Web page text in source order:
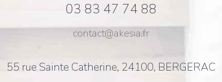
03 83 47 74 88
contact@akesia.fr
55 rue Sainte Catherine, 24100, BERGERAC